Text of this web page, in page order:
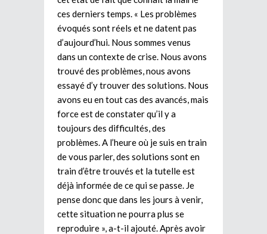
ces derniers temps. « Les problèmes
évoqués sont réels et ne datent pas
d’aujourd’hui. Nous sommes venus
dans un contexte de crise. Nous avons
trouvé des problèmes, nous avons
essayé d’y trouver des solutions. Nous
avons eu en tout cas des avancés, mais
force est de constater qu’il y a
toujours des difficultés, des
problèmes. A l’heure où je suis en train
de vous parler, des solutions sont en
train d’être trouvés et la tutelle est
déjà informée de ce qui se passe. Je
pense donc que dans les jours à venir,
cette situation ne pourra plus se
reproduire », a-t-il ajouté. Après avoir